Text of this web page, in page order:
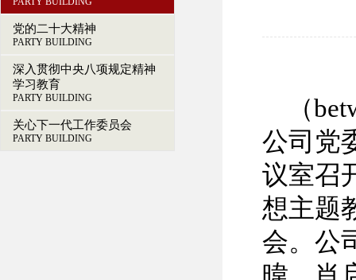
党的二十大精神
PARTY BUILDING
深入贯彻中央八项规定精神
学习教育
PARTY BUILDING
关心下一代工作委员会
PARTY BUILDING
（
公司党
议室召
想主题
会。公